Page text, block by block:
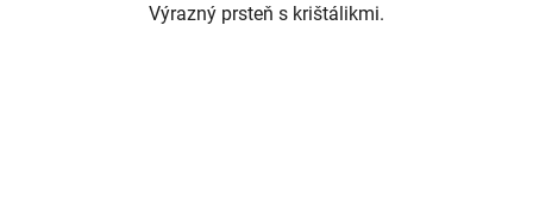
Výrazný prsteň s krištálikmi.